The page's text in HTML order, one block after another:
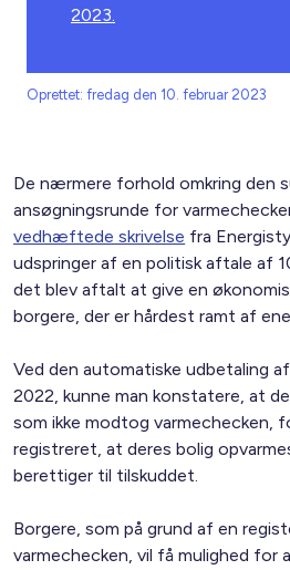
2023.
Oprettet: fredag den 10. februar 2023
De nærmere forhold omkring den
ansøgningsrunde for
vedhæftede skrivelse fra
udspringer af en politisk aftale af
det blev aftalt at give en
borgere, der er hårdest ramt af
Ved den automatiske udbetaling
2022, kunne man konstatere, at
som ikke modtog varmechecken,
registreret, at deres bolig
berettiger til tilskuddet.
Borgere, som på grund af en
varmechecken, vil få mulighed for